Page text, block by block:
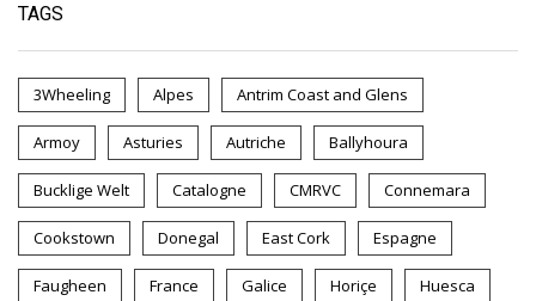
TAGS
3Wheeling Alpes Antrim Coast and Glens
Armoy Asturies Autriche Ballyhoura
Bucklige Welt Catalogne CMRVC Connemara
Cookstown Donegal East Cork Espagne
Faugheen France Galice Horiçe Huesca